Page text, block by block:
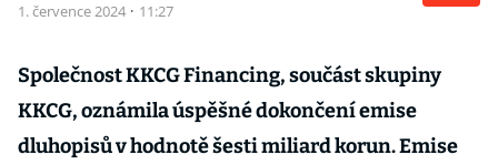
1. července 2024 · 11:27
Společnost KKCG Financing, součást skupiny
KKCG, oznámila úspěšné dokončení emise
dluhopisů v hodnotě šesti miliard korun. Emise